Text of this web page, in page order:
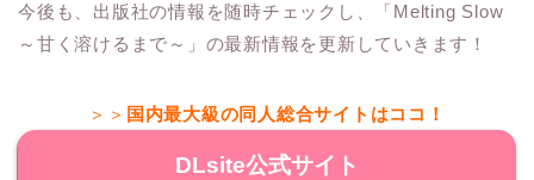
今後も、出版社の情報を随時チェックし、「Melting Slow
～甘く溶けるまで～」の最新情報を更新していきます！
＞＞ 国内最大級の同人総合サイトはココ！
DLsite公式サイト